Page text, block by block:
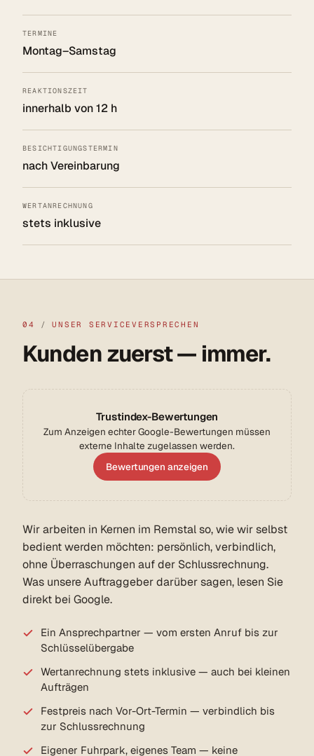
TERMINE
Montag–Samstag
REAKTIONSZEIT
innerhalb von 12 h
BESICHTIGUNGSTERMIN
nach Vereinbarung
WERTANRECHNUNG
stets inklusive
04 / UNSER SERVICEVERSPRECHEN
Kunden zuerst — immer.
Trustindex-Bewertungen
Zum Anzeigen echter Google-Bewertungen müssen
externe Inhalte zugelassen werden.
Bewertungen anzeigen
Wir arbeiten in Kernen im Remstal so, wie wir selbst
bedient werden möchten: persönlich, verbindlich,
ohne Überraschungen auf der Schlussrechnung.
Was unsere Auftraggeber darüber sagen, lesen Sie
direkt bei Google.
Ein Ansprechpartner — vom ersten Anruf bis zur
Schlüsselübergabe
Wertanrechnung stets inklusive — auch bei kleinen
Aufträgen
Festpreis nach Vor-Ort-Termin — verbindlich bis
zur Schlussrechnung
Eigener Fuhrpark, eigenes Team — keine